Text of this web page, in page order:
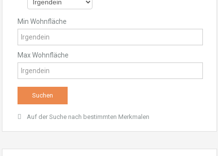
Min Wohnfläche
Max Wohnfläche
Auf der Suche nach bestimmten Merkmalen